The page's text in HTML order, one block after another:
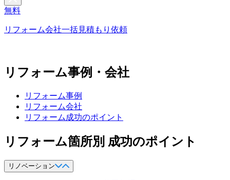
無料
リフォーム会社一括見積もり依頼
リフォーム事例・会社
リフォーム事例
リフォーム会社
リフォーム成功のポイント
リフォーム箇所別 成功のポイント
リノベーション